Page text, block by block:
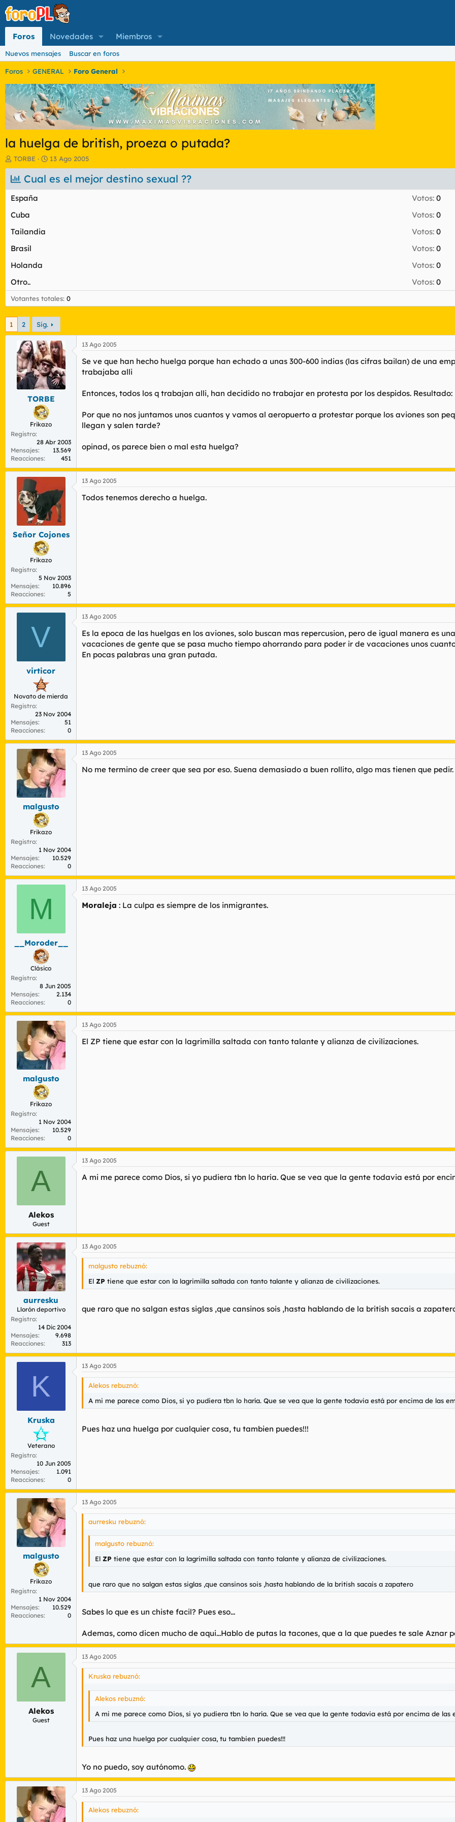
Foros Novedades Miembros
Nuevos mensajes Buscar en foros
Foros GENERAL Foro General
la huelga de british, proeza o putada?
I
n
i
c
i
a
d
r
e
t
m
a
TORBE
F
e
c
h
13 Ago 2005
Cual es el mejor destino sexual ??
España Votos: 0
Cuba
Votos: 0
Tailandia
Votos: 0
Brasil
Votos: 0
Holanda
Votos: 0
Otro..
Votos: 0
Votantes totales 0
1 2 Sig.
TORBE
Frikazo
Registro
28 Abr 2003
Mensajes
13.569
Reacciones
451
13 Ago 2005
Se ve que han hecho huelga porque han echado a unas 300-600 indias (las cifras bailan) de una
trabajaba alli
Entonces, todos los q trabajan alli, han decidido no trabajar en protesta por los despidos.
Por que no nos juntamos unos cuantos y vamos al aeropuerto a protestar porque los aviones son
llegan y salen tarde?
opinad, os parece bien o mal esta huelga?
Señor Cojones
Frikazo
Registro
5 Nov 2003
Mensajes
10.896
Reacciones
5
13 Ago 2005
Todos tenemos derecho a huelga.
V
virticor
Novato de mierda
Registro
23 Nov 2004
Mensajes
51
Reacciones
0
13 Ago 2005
Es la epoca de las huelgas en los aviones, solo buscan mas repercusion, pero de igual manera es
vacaciones de gente que se pasa mucho tiempo ahorrando para poder ir de vacaciones unos
En pocas palabras una gran putada.
malgusto
Frikazo
Registro
1 Nov 2004
Mensajes
10.529
Reacciones
0
13 Ago 2005
No me termino de creer que sea por eso. Suena demasiado a buen rollito, algo mas tienen que pedir.
M
__Moroder__
Clásico
Registro
8 Jun 2005
Mensajes
2.134
Reacciones
0
13 Ago 2005
Moraleja : La culpa es siempre de los inmigrantes.
malgusto
Frikazo
Registro
1 Nov 2004
Mensajes
10.529
Reacciones
0
13 Ago 2005
El ZP tiene que estar con la lagrimilla saltada con tanto talante y alianza de civilizaciones.
A
Alekos
Guest
13 Ago 2005
A mi me parece como Dios, si yo pudiera tbn lo haría. Que se vea que la gente todavia está por
aurresku
Llorón deportivo
Registro
14 Dic 2004
Mensajes
9.698
Reacciones
313
13 Ago 2005
malgusto rebuznó:
El ZP tiene que estar con la lagrimilla saltada con tanto talante y alianza de civilizaciones.
que raro que no salgan estas siglas ,que cansinos sois ,hasta hablando de la british sacais a
K
Kruska
Veterano
Registro
10 Jun 2005
Mensajes
1.091
Reacciones
0
13 Ago 2005
Alekos rebuznó:
A mi me parece como Dios, si yo pudiera tbn lo haría. Que se vea que la gente todavia está por encima de las
Pues haz una huelga por cualquier cosa, tu tambien puedes!!!
malgusto
Frikazo
Registro
1 Nov 2004
Mensajes
10.529
Reacciones
0
13 Ago 2005
aurresku rebuznó:
malgusto rebuznó:
El ZP tiene que estar con la lagrimilla saltada con tanto talante y alianza de civilizaciones.
que raro que no salgan estas siglas ,que cansinos sois ,hasta hablando de la british sacais a zapatero
Sabes lo que es un chiste facil? Pues eso...
Ademas, como dicen mucho de aqui...Hablo de putas la tacones, que a la que puedes te sale Aznar
A
Alekos
Guest
13 Ago 2005
Kruska rebuznó:
Alekos rebuznó:
A mi me parece como Dios, si yo pudiera tbn lo haría. Que se vea que la gente todavia está por encima de las
Pues haz una huelga por cualquier cosa, tu tambien puedes!!!
Yo no puedo, soy autónomo.
13 Ago 2005
Alekos rebuznó: